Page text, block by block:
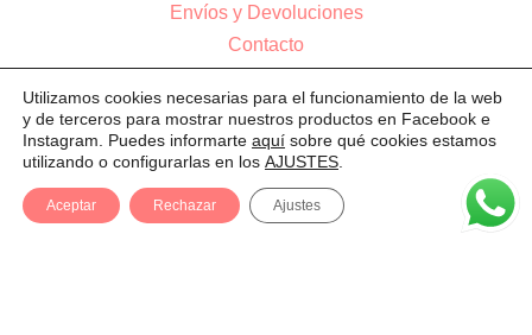
Envíos y Devoluciones
Contacto
Utilizamos cookies necesarias para el funcionamiento de la web
y de terceros para mostrar nuestros productos en Facebook e
Instagram. Puedes informarte aquí sobre qué cookies estamos
utilizando o configurarlas en los AJUSTES
Aceptar Rechazar Ajustes